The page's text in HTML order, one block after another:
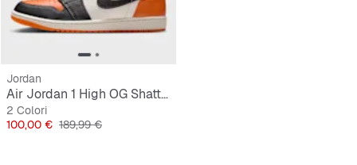
Jordan
Air Jordan 1 High OG Shattered Backboard
2 Colori
Prezzo
100,00 € Prezzo originale
189,99 €